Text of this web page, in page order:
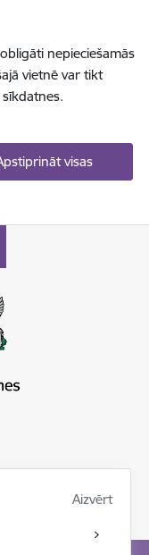
nepieciešamās
vietnē var tikt
visas
Aizvērt